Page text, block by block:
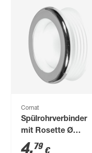
Cornat
Spülrohrverbinder
mit Rosette Ø
28/32/44/55 mm für
4,79 €